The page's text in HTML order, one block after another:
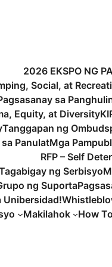
2026 EKSPO NG
Social, at
sa
Equity, at Diversity
Tanggapan ng
PanulatMga
RFP – Self
ng Serbisyo
ng Suporta
Unibersidad!
Makilahok How